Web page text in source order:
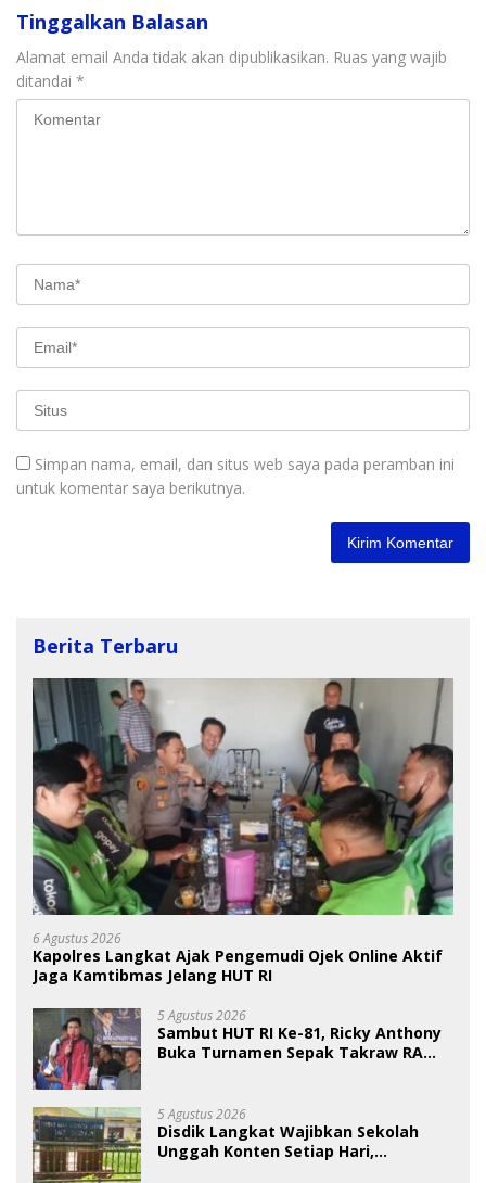
Tinggalkan Balasan
Alamat email Anda tidak akan dipublikasikan. Ruas yang wajib
ditandai *
Simpan nama, email, dan situs web saya pada peramban ini
untuk komentar saya berikutnya.
Berita Terbaru
6 Agustus 2026
Kapolres Langkat Ajak Pengemudi Ojek Online Aktif
Jaga Kamtibmas Jelang HUT RI
5 Agustus 2026
Sambut HUT RI Ke-81, Ricky Anthony
Buka Turnamen Sepak Takraw RA
5 Agustus 2026
Disdik Langkat Wajibkan Sekolah
Unggah Konten Setiap Hari,